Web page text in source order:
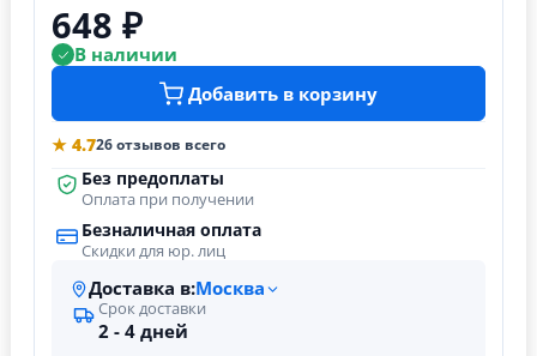
648 ₽
В наличии
Добавить в корзину
★ 4.726 отзывов всего
Без предоплаты
Оплата при получении
Безналичная оплата
Скидки для юр. лиц
Доставка в:Москва
Срок доставки
2 - 4 дней